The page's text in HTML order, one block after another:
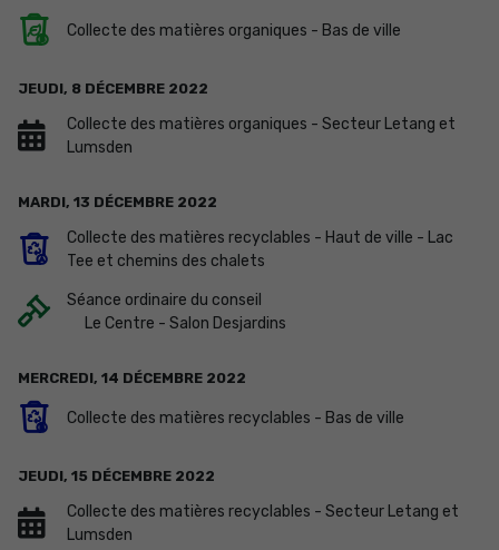
Collecte des matières organiques - Bas de ville
JEUDI, 8 DÉCEMBRE 2022
Collecte des matières organiques - Secteur Letang et
Lumsden
MARDI, 13 DÉCEMBRE 2022
Collecte des matières recyclables - Haut de ville - Lac
Tee et chemins des chalets
Séance ordinaire du conseil
Le Centre - Salon Desjardins
MERCREDI, 14 DÉCEMBRE 2022
Collecte des matières recyclables - Bas de ville
JEUDI, 15 DÉCEMBRE 2022
Collecte des matières recyclables - Secteur Letang et
Lumsden